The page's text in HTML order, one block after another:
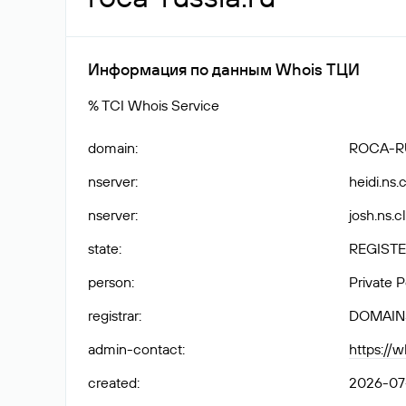
Информация по данным Whois ТЦИ
% TCI Whois Service
domain:
ROCA-
nserver:
nserver:
state:
person:
Private
registrar:
admin-contact:
https://
created: 2026-